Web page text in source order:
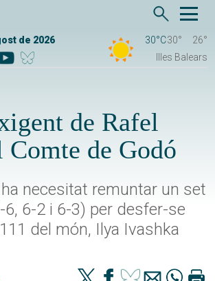
de 2026 30°C30°
26°
Illes Balears
de Rafel
Comte de Godó
necesitat remuntar un set
6-2 i 6-3) per desfer-se
del món, Ilya Ivashka